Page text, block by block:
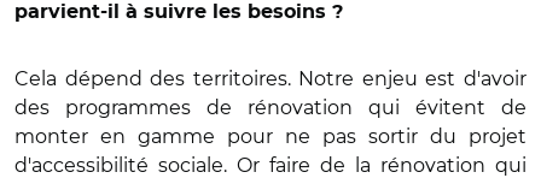
parvient-il à suivre les besoins ?
Cela dépend des territoires. Notre enjeu est d'avoir
des programmes de rénovation qui évitent de
monter en gamme pour ne pas sortir du projet
d'accessibilité sociale. Or faire de la rénovation qui